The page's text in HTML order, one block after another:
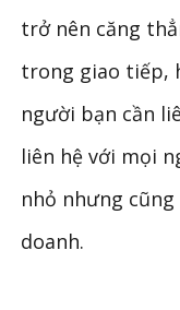
trở nên căng
trong giao tiếp,
người bạn cần
liên hệ với mọi
nhỏ nhưng
doanh.